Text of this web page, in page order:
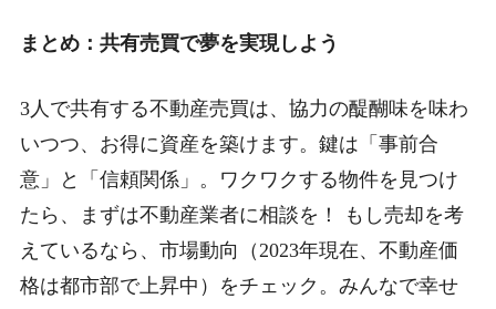
まとめ：共有売買で夢を実現しよう
3人で共有する不動産売買は、協力の醍醐味を味わ
いつつ、お得に資産を築けます。鍵は「事前合
意」と「信頼関係」。ワクワクする物件を見つけ
たら、まずは不動産業者に相談を！ もし売却を考
えているなら、市場動向（2023年現在、不動産価
格は都市部で上昇中）をチェック。みんなで幸せ